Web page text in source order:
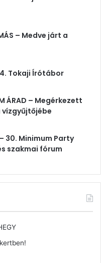
– Medve járt a
Tokaji Írótábor
ÁRAD – Megérkezett
vízgyűjtőjébe
– 30. Minimum Party
szakmai fórum